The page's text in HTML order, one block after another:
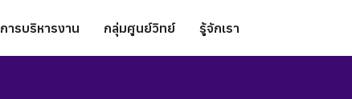
การบริหารงาน กลุ่มศูนย์วิทย์ รู้จักเรา